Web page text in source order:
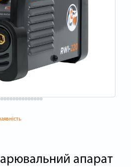
апарат